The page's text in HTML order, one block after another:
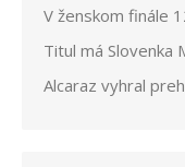
V ženskom finále
Titul má Slovenka
Alcaraz vyhral